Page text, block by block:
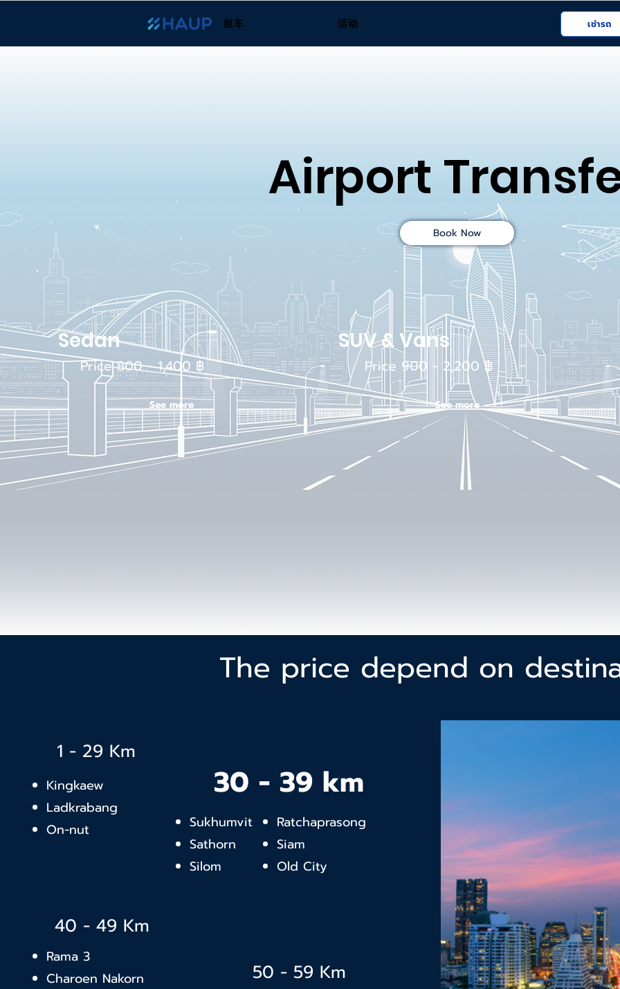
租车 活动 เช่ารถ
Airport
Book Now
Sedan
Price 800 - 1,400 ฿
SUV & Vans
Price 900 - 2,200 ฿
See more See more
The price depend on
50 - 59 Km
Rama 3
Charoen Nakorn
40 - 49 Km
1 - 29 Km
Kingkaew
Ladkrabang
On-nut
30 - 39 km
Ratchaprasong
Siam
Old City
Sukhumvit
Sathorn
Silom